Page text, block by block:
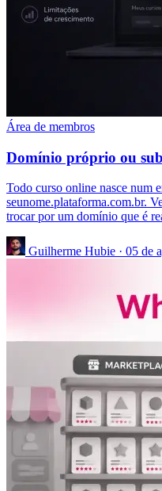
Área de membros
Domínio próprio ou
Todo curso online nasce num
seunome.plataforma.com.br.
trocar por um domínio que é
Guilherme Hubie · 05 de